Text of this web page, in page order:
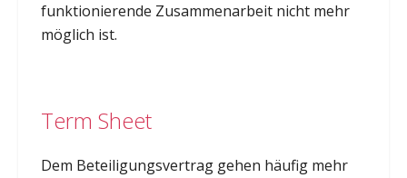
funktionierende Zusammenarbeit nicht mehr
möglich ist.
Term Sheet
Dem Beteiligungsvertrag gehen häufig mehr